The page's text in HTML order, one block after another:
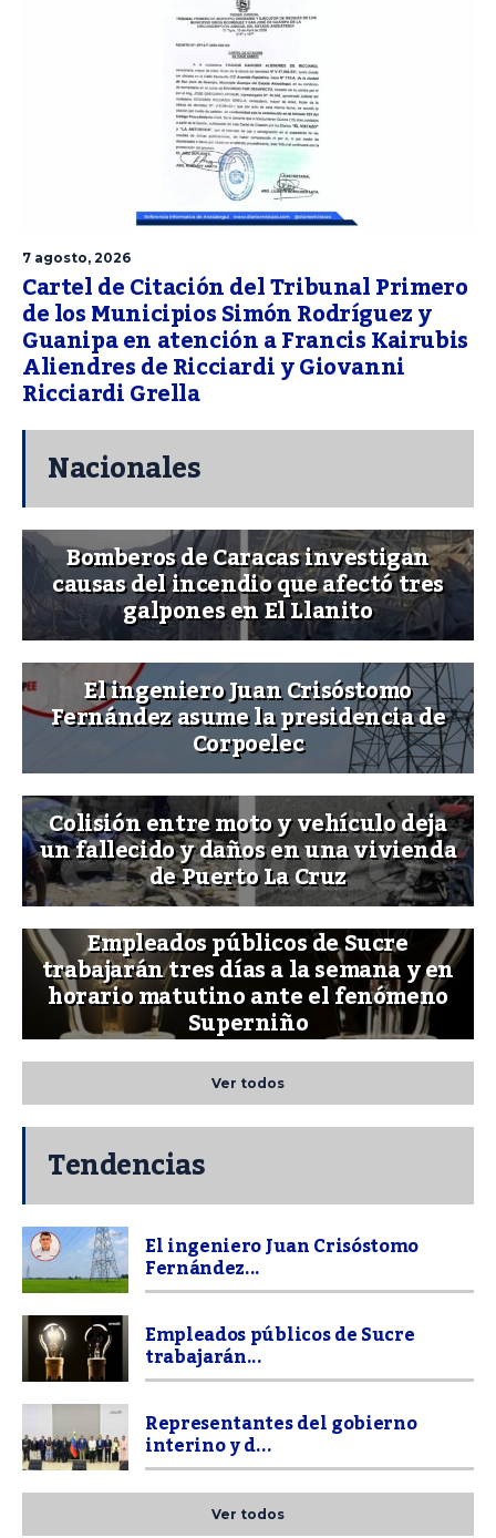
7 agosto, 2026
Cartel de Citación del Tribunal Primero
de los Municipios Simón Rodríguez y
Guanipa en atención a Francis Kairubis
Aliendres de Ricciardi y Giovanni
Ricciardi Grella
Nacionales
Bomberos de Caracas investigan
causas del incendio que afectó tres
galpones en El Llanito
El ingeniero Juan Crisóstomo
Fernández asume la presidencia de
Corpoelec
Colisión entre moto y vehículo deja
un fallecido y daños en una vivienda
de Puerto La Cruz
Empleados públicos de Sucre
trabajarán tres días a la semana y en
horario matutino ante el fenómeno
Superniño
Ver todos
Tendencias
El ingeniero Juan Crisóstomo
Fernández...
Empleados públicos de Sucre
trabajarán...
Representantes del gobierno
interino y d...
Ver todos